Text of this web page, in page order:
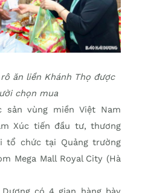
ăn liền Khánh Thọ được
chọn mua
sản vùng miền Việt Nam
Xúc tiến đầu tư, thương
tổ chức tại Quảng trường
Mega Mall Royal City (Hà